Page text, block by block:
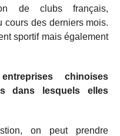
de clubs français,
cours des derniers mois.
sportif mais également
chinoises
dans lesquels elles
on peut prendre